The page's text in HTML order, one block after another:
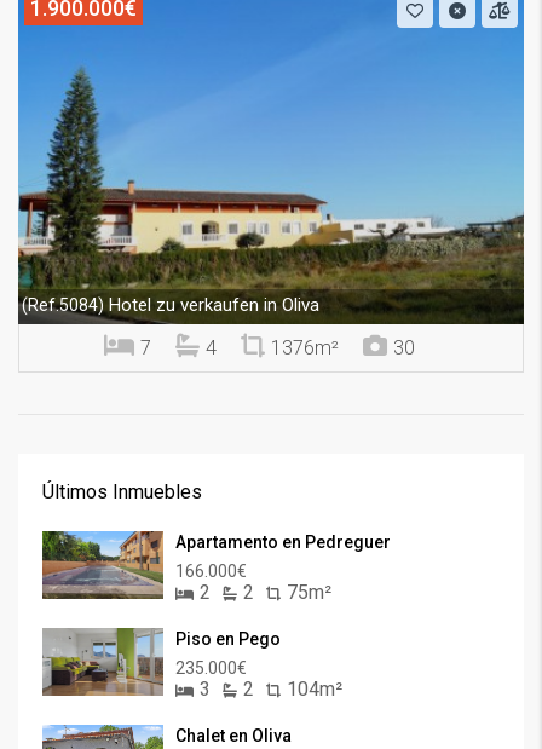
1.900.000€
(Ref.5084) Hotel zu verkaufen in Oliva
7 4 1376m² 30
Últimos Inmuebles
Apartamento en Pedreguer
166.000€
2 2 75m²
Piso en Pego
235.000€
3 2 104m²
Chalet en Oliva